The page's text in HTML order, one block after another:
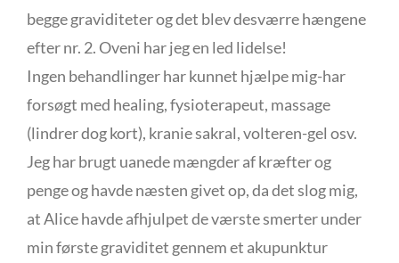
begge graviditeter og det blev desværre hængene
efter nr. 2. Oveni har jeg en led lidelse!
Ingen behandlinger har kunnet hjælpe mig-har
forsøgt med healing, fysioterapeut, massage
(lindrer dog kort), kranie sakral, volteren-gel osv.
Jeg har brugt uanede mængder af kræfter og
penge og havde næsten givet op, da det slog mig,
at Alice havde afhjulpet de værste smerter under
min første graviditet gennem et akupunktur